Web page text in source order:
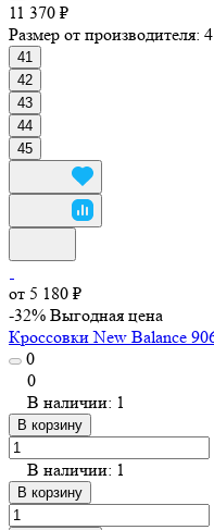
11 370 ₽
Размер от производителя:
41
42
43
44
45
от 5 180 ₽
-32% Выгодная цена
Кроссовки New Balance
0
0
В наличии: 1
В корзину
В наличии: 1
В корзину